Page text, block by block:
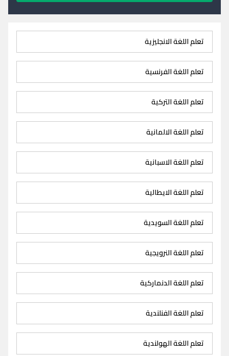
تعلم اللغة الانجليزية
تعلم اللغة الفرنسية
تعلم اللغة التركية
تعلم اللغة الالمانية
تعلم اللغة الاسبانية
تعلم اللغة الايطالية
تعلم اللغة السويدية
تعلم اللغة النرويجية
تعلم اللغة الدنماركية
تعلم اللغة الفنلندية
تعلم اللغة الهولندية